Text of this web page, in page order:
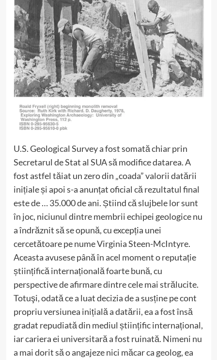
U.S. Geological Survey a fost somată chiar prin
Secretarul de Stat al SUA să modifice datarea. A
fost astfel tăiat un zero din „coada” valorii datării
inițiale și apoi s-a anunțat oficial că rezultatul final
este de … 35.000 de ani. Știind că slujbele lor sunt
în joc, niciunul dintre membrii echipei geologice nu
a îndrăznit să se opună, cu excepția unei
cercetătoare pe nume Virginia Steen-McIntyre.
Aceasta avusese până în acel moment o reputație
științifică internațională foarte bună, cu
perspective de afirmare dintre cele mai strălucite.
Totuşi, odată ce a luat decizia de a susține pe cont
propriu versiunea inițială a datării, ea a fost însă
gradat repudiată din mediul științific internațional,
iar cariera ei universitară a fost ruinată. Nimeni nu
a mai dorit să o angajeze nici măcar ca geolog, ea